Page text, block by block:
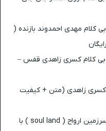
کلام مهدی احمدوند بازنده (
بی کلام کسری زاهدی قفس –
زاهدی (متن + کیفیت
اهنگ انیمه سرزمین ارواح ( soul land ) با